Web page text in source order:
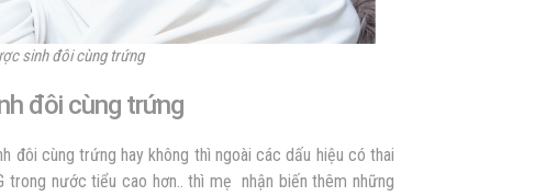
sinh đôi cùng trứng
đôi cùng trứng
đôi cùng trứng hay không thì ngoài các dấu hiệu có thai
trong nước tiểu cao hơn.. thì mẹ nhận biến thêm những